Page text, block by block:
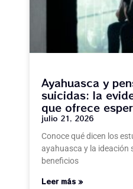
Ayahuasca y
suicidas: la
que ofrece
julio 21, 2026
Conoce qué dicen los
ayahuasca y la ideación
beneficios
Leer más »